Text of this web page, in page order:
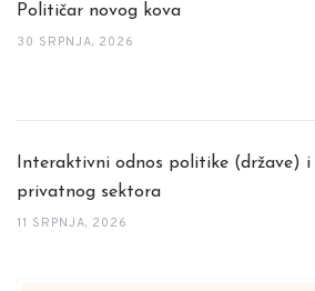
Političar novog kova
30 SRPNJA, 2026
Interaktivni odnos politike (države) i
privatnog sektora
11 SRPNJA, 2026